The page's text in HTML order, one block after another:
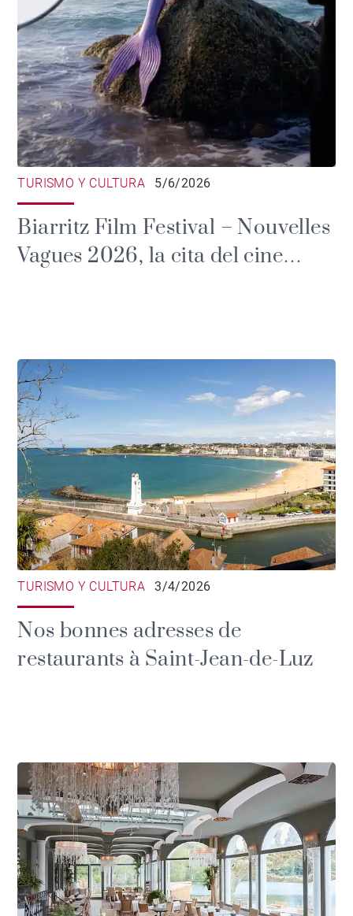
TURISMO Y CULTURA 5/6/2026
Biarritz Film Festival – Nouvelles
Vagues 2026, la cita del cine
TURISMO Y CULTURA 3/4/2026
Nos bonnes adresses de
restaurants à Saint-Jean-de-Luz